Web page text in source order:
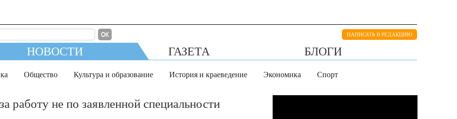
ОК НАПИСАТЬ В РЕДАКЦИЮ
НОВОСТИ ГАЗЕТА БЛОГИ
Общество Культура и образование История и краеведение Экономика Спорт
работу не по заявленной специальности